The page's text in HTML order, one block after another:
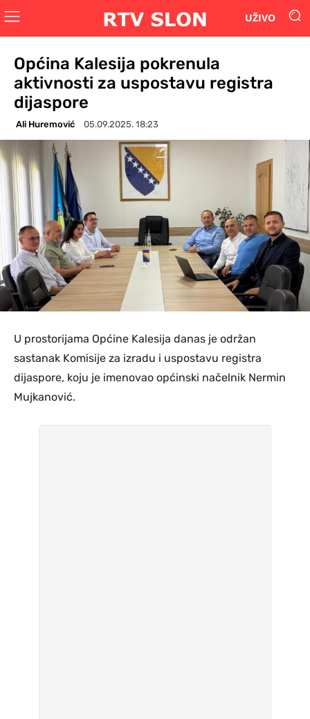
UŽIVO
Općina Kalesija pokrenula
aktivnosti za uspostavu registra
dijaspore
Ali Huremović 05.09.2025. 18:23
U prostorijama Općine Kalesija danas je održan
sastanak Komisije za izradu i uspostavu registra
dijaspore, koju je imenovao općinski načelnik Nermin
Mujkanović.